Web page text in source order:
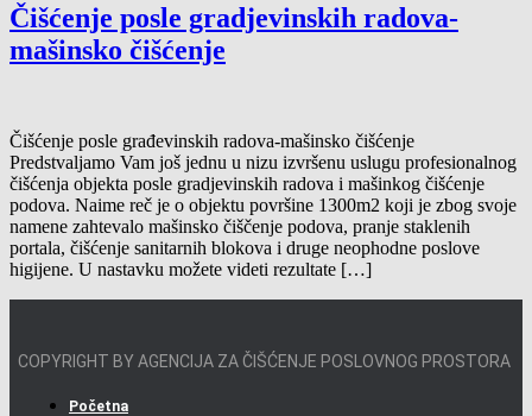
Čišćenje posle gradjevinskih radova-
mašinsko čišćenje
Čišćenje posle građevinskih radova-mašinsko čišćenje
Predstvaljamo Vam još jednu u nizu izvršenu uslugu profesionalnog
čišćenja objekta posle gradjevinskih radova i mašinkog čišćenje
podova. Naime reč je o objektu površine 1300m2 koji je zbog svoje
namene zahtevalo mašinsko čiščenje podova, pranje staklenih
portala, čišćenje sanitarnih blokova i druge neophodne poslove
higijene. U nastavku možete videti rezultate […]
COPYRIGHT BY AGENCIJA ZA ČIŠĆENJE POSLOVNOG PROSTORA
Početna